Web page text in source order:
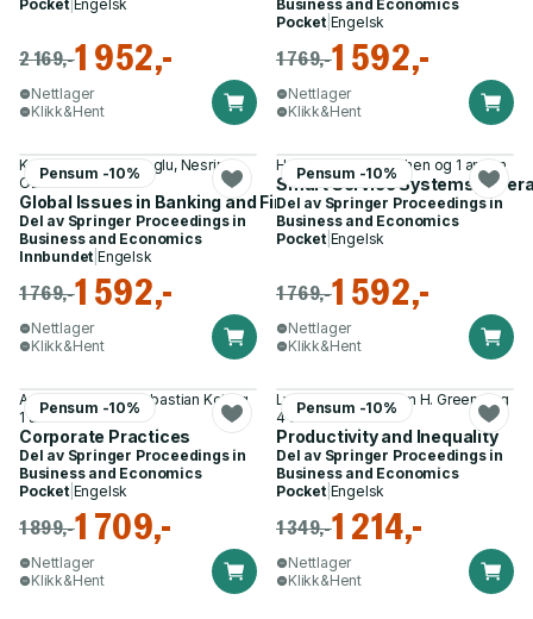
Pocket| Engelsk
2 169,-1 952,-
Nettlager
Klikk&Hent
Business and Economics
Pocket| Engelsk
1 769,-1 592,-
Nettlager
Klikk&Hent
Pensum -10%
Korhan K. Gokmenoglu, Nesrin
Ozatac
Global Issues in Banking and Finance
Del av Springer Proceedings in
Business and Economics
Innbundet |Engelsk
1 769,-1 592,-
Nettlager
Klikk&Hent
Pensum -10%
Hui Yang, Weiwei Chen og 1 annen
Smart Service Systems,
Del av Springer Proceedings in
Business and Economics
Pocket| Engelsk
1 769,-1 592,-
Nettlager
Klikk&Hent
Pensum -10%
Adnan ul Haque, Sebastian Kot og
1 annen
Corporate Practices
Del av Springer Proceedings in
Business and Economics
Pocket| Engelsk
1 899,-1 709,-
Nettlager
Klikk&Hent
Pensum -10%
Lynda Khalaf, William H. Greene og
4 andre
Productivity and Inequality
Del av Springer Proceedings in
Business and Economics
Pocket| Engelsk
1 349,-1 214,-
Nettlager
Klikk&Hent